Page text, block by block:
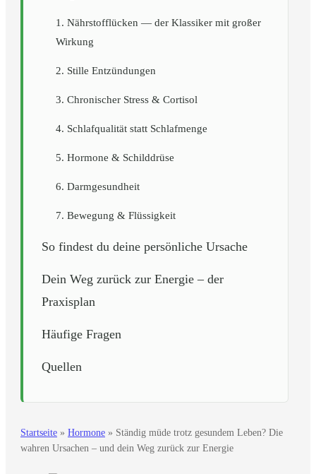
1. Nährstofflücken — der Klassiker mit großer
Wirkung
2. Stille Entzündungen
3. Chronischer Stress & Cortisol
4. Schlafqualität statt Schlafmenge
5. Hormone & Schilddrüse
6. Darmgesundheit
7. Bewegung & Flüssigkeit
So findest du deine persönliche Ursache
Dein Weg zurück zur Energie – der
Praxisplan
Häufige Fragen
Quellen
Startseite » Hormone » Ständig müde trotz gesundem Leben? Die
wahren Ursachen – und dein Weg zurück zur Energie